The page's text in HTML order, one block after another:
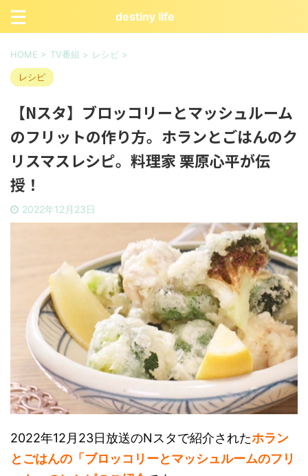
destiny life
HOME > TV番組 > レシピ >
レシピ
【Nスタ】ブロッコリーとマッシュルーム
のフリットの作り方。ホランとごはんのク
リスマスレシピ。料理家 栗原心平が伝
授！
2022年12月23日
2022年12月23日放送のNスタで紹介されたホラン
とごはんの「ブロッコリーとマッシュルームのフリ